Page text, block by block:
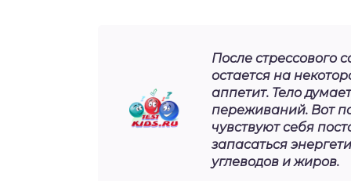
После стрессового
остается на
аппетит. Тело
переживаний. Вот
чувствуют себя
запасаться
углеводов и жиров.